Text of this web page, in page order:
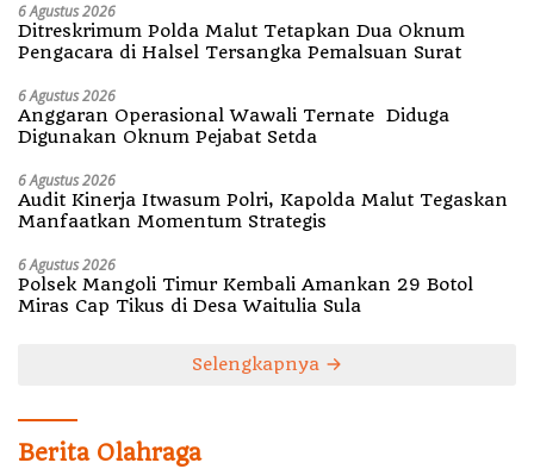
6 Agustus 2026
Ditreskrimum Polda Malut Tetapkan Dua Oknum
Pengacara di Halsel Tersangka Pemalsuan Surat
6 Agustus 2026
Anggaran Operasional Wawali Ternate Diduga
Digunakan Oknum Pejabat Setda
6 Agustus 2026
Audit Kinerja Itwasum Polri, Kapolda Malut Tegaskan
Manfaatkan Momentum Strategis
6 Agustus 2026
Polsek Mangoli Timur Kembali Amankan 29 Botol
Miras Cap Tikus di Desa Waitulia Sula
Selengkapnya
Berita Olahraga